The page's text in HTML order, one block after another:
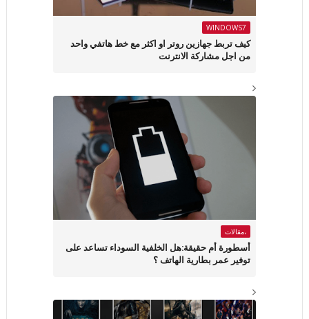
WINDOWS7
كيف تربط جهازين روتر او اكثر مع خط هاتفي واحد
من اجل مشاركة الانترنت
،مقالات
أسطورة أم حقيقة:هل الخلفية السوداء تساعد على
توفير عمر بطارية الهاتف ؟